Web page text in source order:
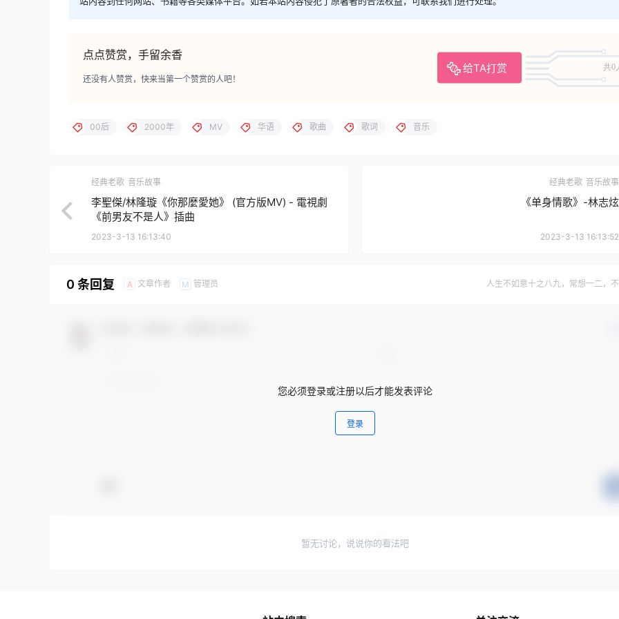
点点赞赏，手留余香
给TA打赏 共0
还没有人赞赏，快来当第一个赞赏的人吧！
00后 2000年 MV 华语 歌曲 歌词 音乐
经典老歌 音乐故事
李聖傑/林隆璇《你那麼愛她》 (官方版MV) - 電視劇
《前男友不是人》插曲
2023-3-13 16:13:40
经典老歌 音乐故事
《单身情歌》-林志炫
2023-3-13 16:13:52
0 条回复 A 文章作者 M 管理员 人生不如意十之八九，常想一二，
您必须登录或注册以后才能发表评论
登录
暂无讨论，说说你的看法吧